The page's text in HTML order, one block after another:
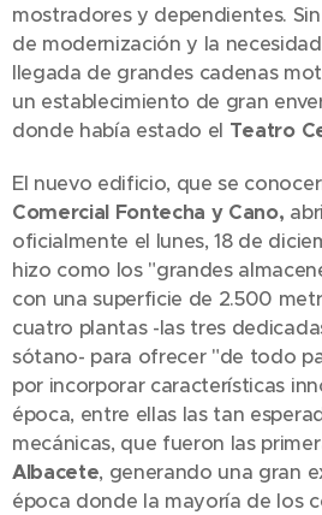
mostradores y dependientes.
de modernización y la
llegada de grandes cadenas
un establecimiento de gran
donde había estado el Teatro
El nuevo edificio, que se
Comercial Fontecha y Cano,
oficialmente el lunes, 18 de
hizo como los "grandes
con una superficie de 2.500
cuatro plantas -las tres
sótano- para ofrecer "de todo
por incorporar características
época, entre ellas las tan
mecánicas, que fueron las
Albacete, generando una gran
época donde la mayoría de los